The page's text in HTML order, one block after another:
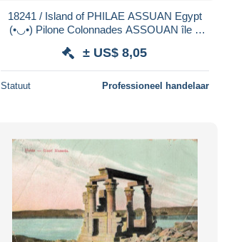
18241 / Island of PHILAE ASSUAN Egypt
(•◡•) Pilone Colonnades ASSOUAN île à
FIORILLO
± US$ 8,05
Statuut Professioneel handelaar